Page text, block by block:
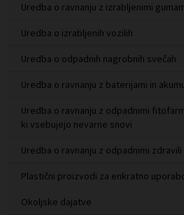
Uredba o ravnanju z izrabljenimi
Uredba o izrabljenih vozilih
Uredba o odpadnih nagrobnih svečah
Uredba o ravnanju z baterijami in
Uredba o ravnanju z odpadnimi
ki vsebujejo nevarne snovi
Uredba o ravnanju z odpadnimi zdravili
Plastični proizvodi za enkratno
Okoljske dajatve